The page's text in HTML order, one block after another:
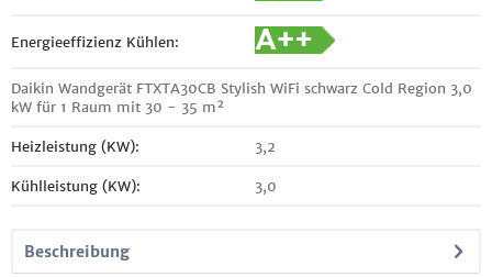
Energieeffizienz Kühlen:
Daikin Wandgerät FTXTA30CB Stylish WiFi schwarz Cold Region 3,0
kW für 1 Raum mit 30 - 35 m²
Heizleistung (KW): 3,2
Kühlleistung (KW): 3,0
Beschreibung